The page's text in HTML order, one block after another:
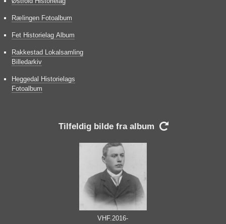
Rælingen Fotoalbum
Fet Historielag Album
Rakkestad Lokalsamling
Billedarkiv
Heggedal Historielags
Fotoalbum
Tilfeldig bilde fra album 
VHF.2016-